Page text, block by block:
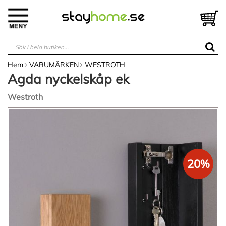
innehållet
Hem VARUMÄRKEN WESTROTH
Agda nyckelskåp ek
Westroth
20%